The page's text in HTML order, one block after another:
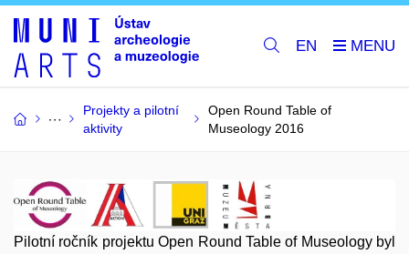
EN
Projekty a pilotní
aktivity
Open Round Table of
Museology 2016
Pilotní ročník projektu Open Round Table of Museology byl